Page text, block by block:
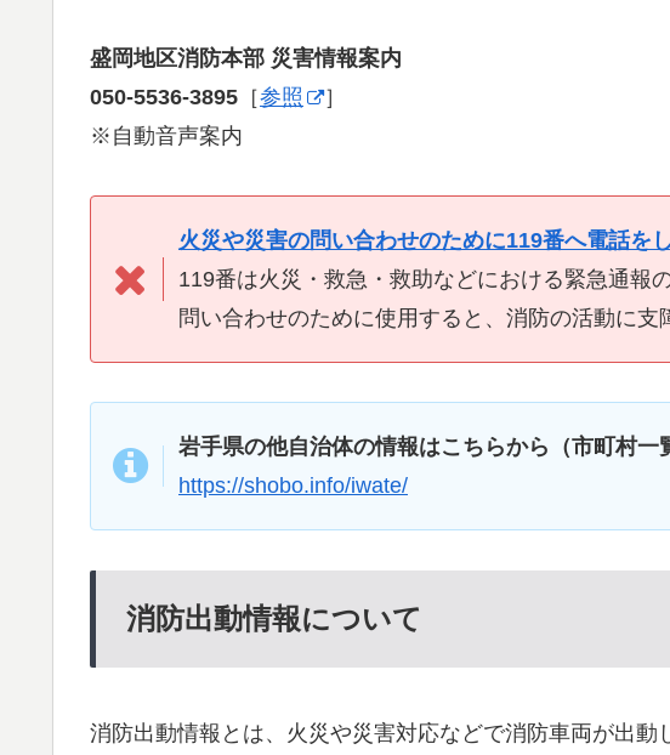
盛岡地区消防本部 災害情報案内
050-5536-3895 ［参照
］
※自動音声案内
火災や災害の問い合わせのために119番へ電話を
119番は火災・救急・救助などにおける緊急通報
問い合わせのために使用すると、消防の活動に支
岩手県の他自治体の情報はこちらから（市町村一
https://shobo.info/iwate/
消防出動情報について
消防出動情報とは、火災や災害対応などで消防車両が出動